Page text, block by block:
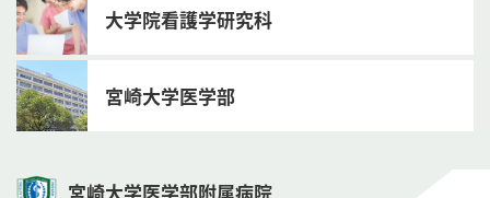
大学院看護学研究科
宮崎大学医学部
宮崎大学医学部附属病院